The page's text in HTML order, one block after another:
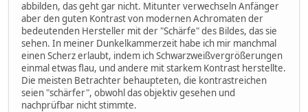
abbilden, das geht gar nicht. Mitunter verwechseln Anfänger
aber den guten Kontrast von modernen Achromaten der
bedeutenden Hersteller mit der "Schärfe" des Bildes, das sie
sehen. In meiner Dunkelkammerzeit habe ich mir manchmal
einen Scherz erlaubt, indem ich Schwarzweißvergrößerungen
einmal etwas flau, und andere mit starkem Kontrast herstellte.
Die meisten Betrachter behaupteten, die kontrastreichen
seien "schärfer", obwohl das objektiv gesehen und
nachprüfbar nicht stimmte.